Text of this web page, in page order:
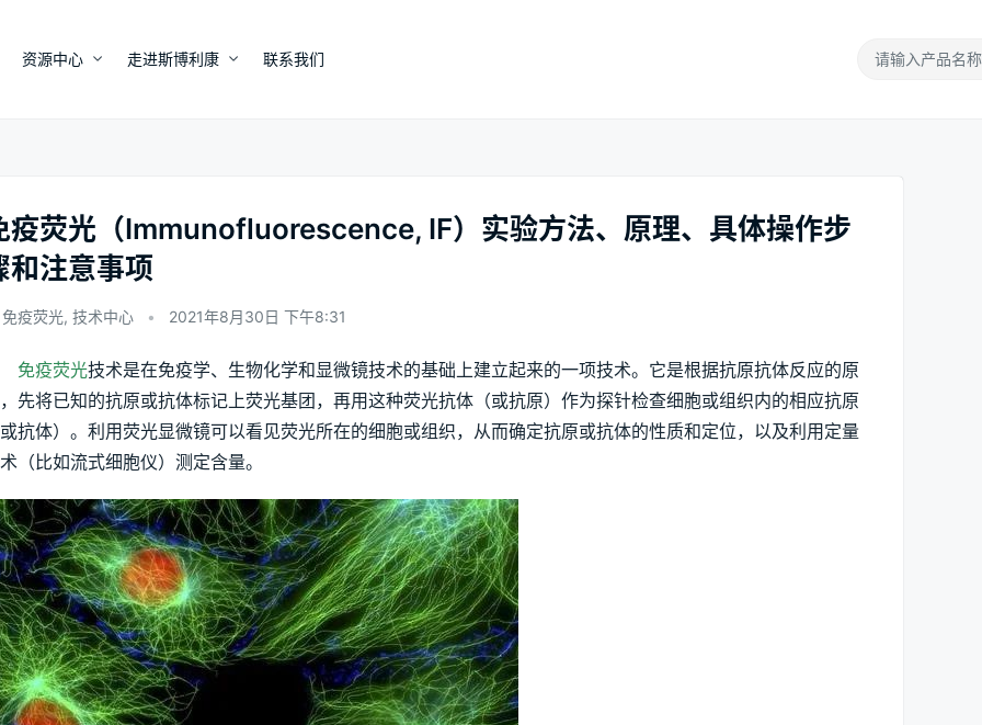
资源中心 走进斯博利康 联系我们
疫荧光（Immunofluorescence, IF）实验方法、原理、具体操作步
和注意事项
免疫荧光, 技术中心 • 2021年8月30日 下午8:31
免疫荧光技术是在免疫学、生物化学和显微镜技术的基础上建立起来的一项技术。它是根据抗原抗体反应的原
先将已知的抗原或抗体标记上荧光基团，再用这种荧光抗体（或抗原）作为探针检查细胞或组织内的相应抗原
或抗体）。利用荧光显微镜可以看见荧光所在的细胞或组织，从而确定抗原或抗体的性质和定位，以及利用定量
（比如流式细胞仪）测定含量。